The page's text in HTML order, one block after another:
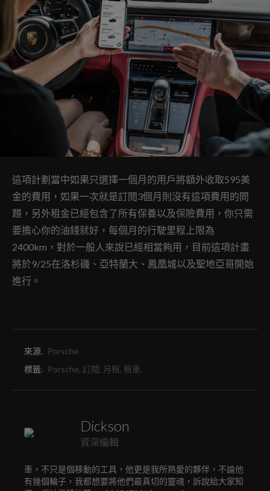
這項計劃當中如果只選擇一個月的用戶將額外收取595美
金的費用，如果一次就是訂閱3個月則沒有這項費用的問
題，另外租金已經包含了所有保養以及保險費用，你只需
要擔心你的油錢就好，每個月的行駛里程上限為
2400km，對於一般人來說已經相當夠用，目前這項計畫
將於9/25在洛杉磯、亞特蘭大、鳳凰城以及聖地亞哥開始
進行。
來源.
Porsche
標籤.
Porsche, 訂閱, 月租, 租車,
Dickson
資深編輯
車。不只是個移動的工具，他更是我所熱愛的夥伴，不論他
有幾個輪子，我都想要將他們最真切的靈魂，訴說給大家知